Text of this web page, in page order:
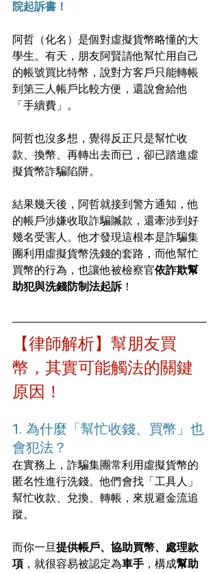
院起訴書！
阿哲（化名）是個對虛擬貨幣略懂的大
學生。有天，朋友阿賢請他幫忙用自己
的帳號買比特幣，說對方客戶只能轉帳
到第三人帳戶比較方便，還說會給他
「手續費」。
阿哲也沒多想，覺得反正只是幫忙收
款、換幣、再轉出去而已，卻已踏進虛
擬貨幣詐騙陷阱。
結果幾天後，阿哲就接到警方通知，他
的帳戶涉嫌收取詐騙贓款，還牽涉到好
幾名受害人。他才發現這根本是詐騙集
團利用虛擬貨幣洗錢的套路，而他幫忙
買幣的行為，也讓他被檢察官依詐欺幫
助犯與洗錢防制法起訴！
【律師解析】幫朋友買
幣，其實可能觸法的關鍵
原因！
1. 為什麼「幫忙收錢、買幣」也
會犯法？
在實務上，詐騙集團常利用虛擬貨幣的
匿名性進行洗錢。他們會找「工具人」
幫忙收款、兌換、轉帳，來規避金流追
蹤。
而你一旦提供帳戶、協助買幣、處理款
項 ，就很容易被認定為車手 ，構成幫助